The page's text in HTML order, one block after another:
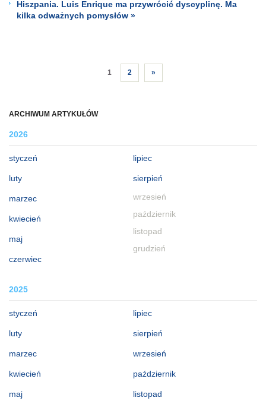
ARCHIWUM ARTYKUŁÓW
2026
styczeń
luty
marzec
kwiecień
maj
czerwiec
lipiec
sierpień
wrzesień
październik
listopad
grudzień
2025
styczeń
luty
marzec
kwiecień
maj
lipiec
sierpień
wrzesień
październik
listopad
Hiszpania. Luis Enrique ma przywrócić dyscyplinę. Ma
kilka odważnych pomysłów »
1 2 »